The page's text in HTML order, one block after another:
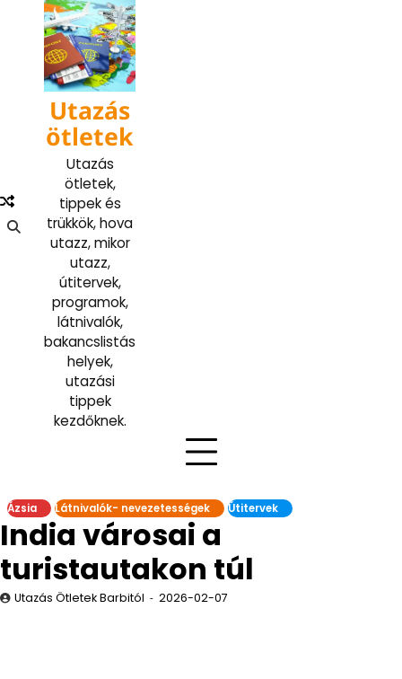
content
Utazás
ötletek
Utazás
ötletek,
tippek és
trükkök, hova
utazz, mikor
utazz,
útitervek,
programok,
látnivalók,
bakancslistás
helyek,
utazási
tippek
kezdőknek.
Ázsia Látnivalók- nevezetességek Útitervek
India városai a
turistautakon túl
Utazás Ötletek Barbitól 2026-02-07